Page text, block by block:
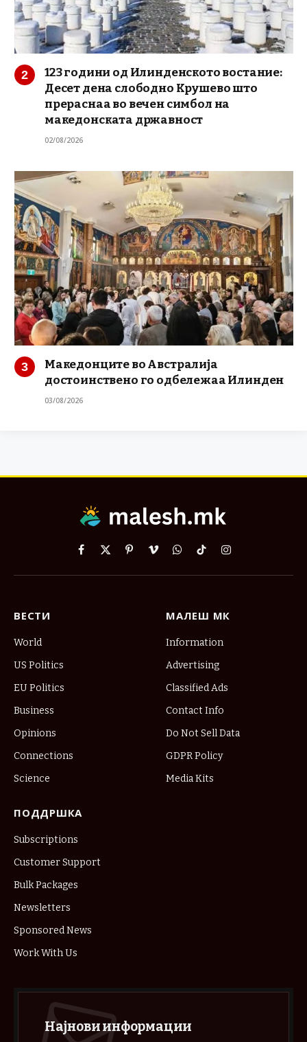
123 години од Илинденското востание:
Десет дена слободно Крушево што
прераснаа во вечен симбол на
македонската државност
02/08/2026
Македонците во Австралија
достоинствено го одбележаа Илинден
03/08/2026
Facebook
X
PinterestVimeoWhatsApp
TikTokInstagram
ВЕСТИ
World
US Politics
EU Politics
Business
Opinions
Connections
Science
МАЛЕШ МК
Information
Advertising
Classified Ads
Contact Info
Do Not Sell Data
GDPR Policy
Media Kits
ПОДДРШКА
Subscriptions
Customer Support
Bulk Packages
Newsletters
Sponsored News
Work With Us
Најнови информации